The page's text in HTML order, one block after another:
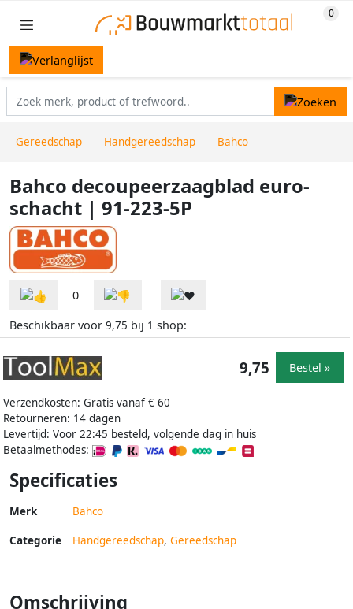
Gereedschap Handgereedschap Bahco
Bahco decoupeerzaagblad euro-
schacht | 91-223-5P
0
Beschikbaar voor 9,75 bij 1 shop:
Verzendkosten: Gratis vanaf € 60
Retourneren: 14 dagen
Levertijd: Voor 22:45 besteld, volgende dag in huis
Betaalmethodes:
9,75 Bestel »
Specificaties
Merk Bahco
Categorie Handgereedschap, Gereedschap
Omschrijving